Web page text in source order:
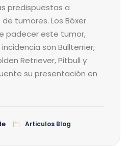
predispuestas a
tumores. Los Bóxer
padecer este tumor,
son Bullterrier,
Retriever, Pitbull y
su presentación en
Articulos Blog